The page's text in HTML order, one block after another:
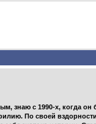
знаю с 1990-х, когда
По своей